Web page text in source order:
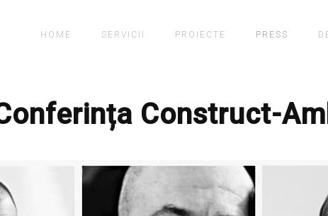
HOME SERVICII PROIECTE PRESS
Construct-